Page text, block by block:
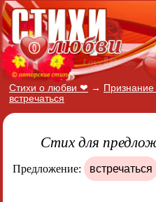
Стихи о любви ❤ →
встречаться
Стих для
Предложение: встречаться